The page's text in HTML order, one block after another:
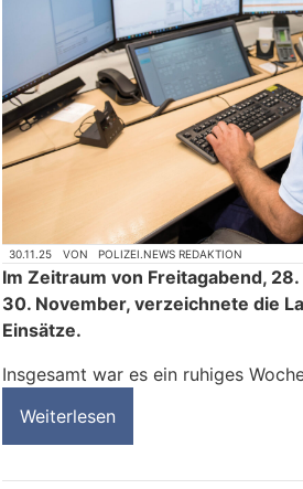
30.11.25 VON POLIZEI.NEWS REDAKTION
Im Zeitraum von Freitagabend,
30. November, verzeichnete die
Einsätze.
Insgesamt war es ein ruhiges
Weiterlesen